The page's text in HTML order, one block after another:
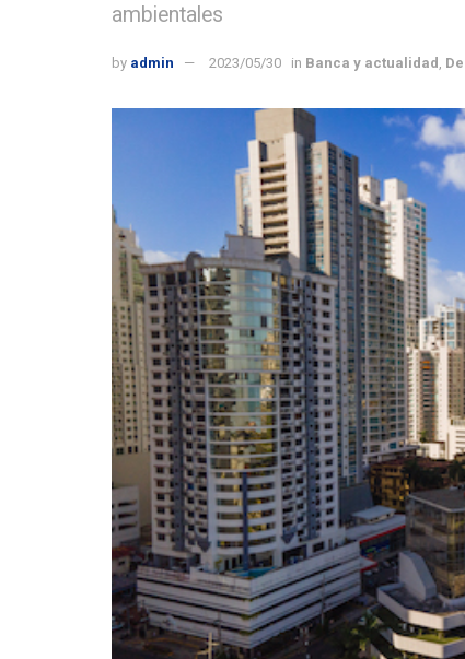
ambientales
by admin 2023/05/30 in Banca y actualidad